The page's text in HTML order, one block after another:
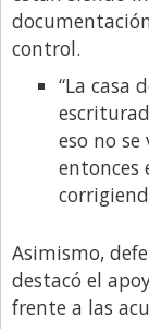
control.
“La casa
eso no
entonces
Asimismo,
destacó el
frente a las